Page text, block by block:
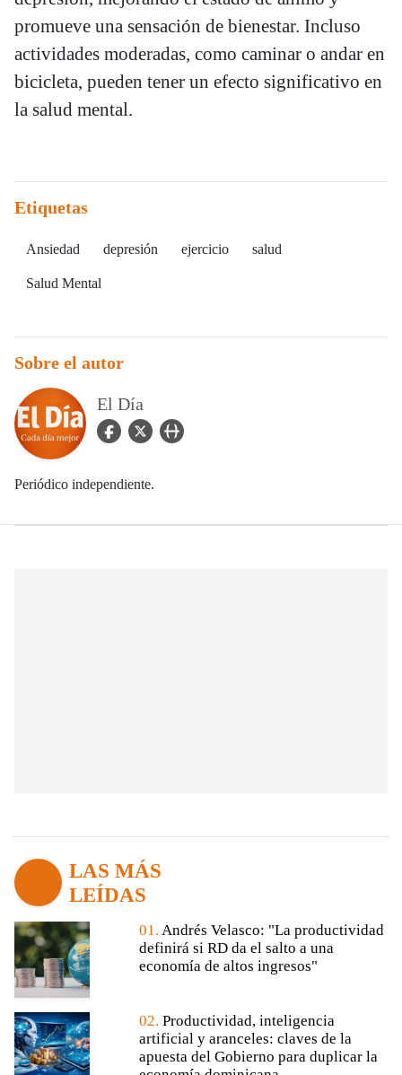
promueve una sensación de bienestar. Incluso
actividades moderadas, como caminar o andar en
bicicleta, pueden tener un efecto significativo en
la salud mental.
Etiquetas
Ansiedad depresión ejercicio salud
Salud Mental
Sobre el autor
El Día
facebook Icon
twitter Iconuser_url Icon
Periódico independiente.
LAS MÁS
LEÍDAS
01. Andrés Velasco: "La productividad
definirá si RD da el salto a una
economía de altos ingresos"
02. Productividad, inteligencia
artificial y aranceles: claves de la
apuesta del Gobierno para duplicar la